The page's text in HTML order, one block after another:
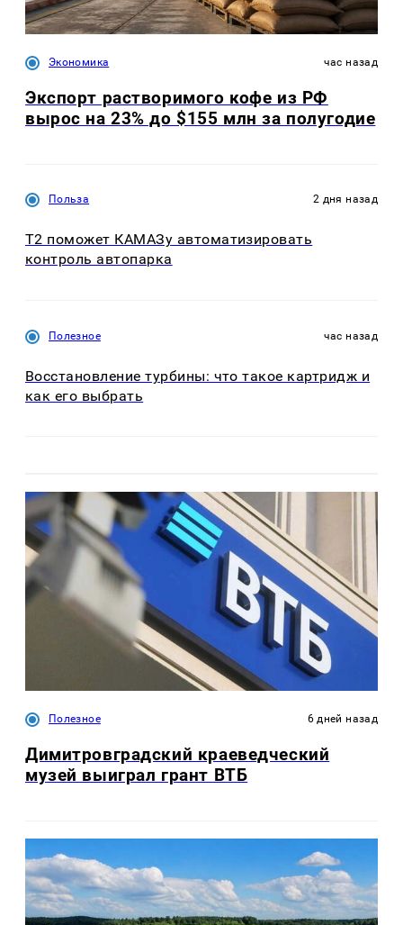
Экономика час назад
Экспорт растворимого кофе из РФ
вырос на 23% до $155 млн за полугодие
Польза 2 дня назад
T2 поможет КАМАЗу автоматизировать
контроль автопарка
Полезное час назад
Восстановление турбины: что такое картридж и
как его выбрать
Полезное 6 дней назад
Димитровградский краеведческий
музей выиграл грант ВТБ